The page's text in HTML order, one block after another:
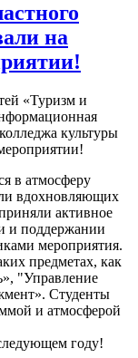
на
«Туризм и
культуры
в атмосферу
вдохновляющих
активное
и поддержании
мероприятия.
предметах, как
"Управление
Студенты
и атмосферой
году!